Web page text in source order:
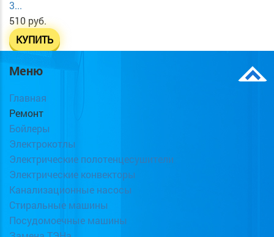
3...
510 руб.
КУПИТЬ
Меню
Главная
Ремонт
Бойлеры
Электрокотлы
Электрические полотенцесушители
Электрические конвекторы
Канализационные насосы
Стиральные машины
Посудомоечные машины